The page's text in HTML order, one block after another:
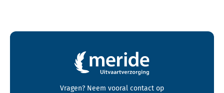
Contactgegevens en footer menu van Meride
Vragen? Neem vooral contact op